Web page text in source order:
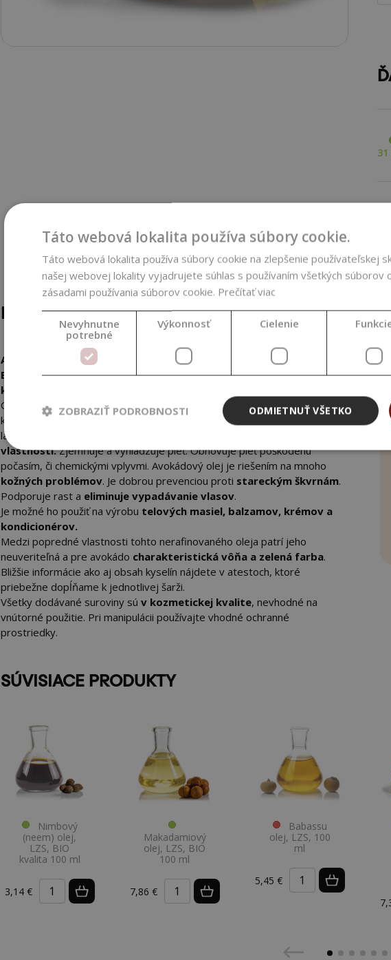
POPIS PRODUKTU
Avokádový olej je 100% čistý olej bohatý na množstvo vitamínov
B1,B2, D, E (prírodný antioxidant) a omega-3 nenasýtené mastné
kyseliny
Olej neprešiel rafináciou, jeza studena lisovaný, BIOs certifikátom
kvality od SOIL ASSOTIATION, obsahuje mnoho zdraviu prospešných
látok. Tiež je známy pre svoje
vlastnosti.Zjemňuje a vyhladzuje pleť. Obnovuje pleť poškodenú
počasím, či chemickými vplyvmi. Avokádový olej je riešením na mnoho
kožných problémov. Je dobrou prevenciou proti stareckým škvrnám.
Podporuje rast a eliminuje vypadávanie vlasov.
Je možné ho použiť na výrobu telových masiel, balzamov, krémov a
kondicionérov.
Medzi popredné vlastnosti tohto nerafinovaného oleja patrí jeho
neuveriteľná a pre avokádo charakteristická vôňa a zelená farba.
Bližšie informácie ako aj obsah kyselín nájdete v atestoch, ktoré
priebežne dopĺňame k jednotlivej šarži.
Všetky dodávané suroviny sú v kozmetickej kvalite, nevhodné na
vnútorné použitie. Pri manipulácii používajte vhodné ochranné
prostriedky.
SÚVISIACE PRODUKTY
Nimbový
(neem) olej,
LZS, BIO
kvalita 100 ml
3,14 €
Makadamiový
olej, LZS, BIO
100 ml
7,86 €
Babassu
olej, LZS, 100
ml
5,45 €
Táto webová lokalita používa súbory cookie.
Táto webová lokalita používa súbory cookie na zlepšenie používateľskej
našej webovej lokality vyjadrujete súhlas s používaním všetkých súborov
zásadami používania súborov cookie. Prečítať viac
Nevyhnutne
potrebné
Výkonnosť Cielenie
ODMIETNUŤ VŠETKO
ZOBRAZIŤ PODROBNOSTI